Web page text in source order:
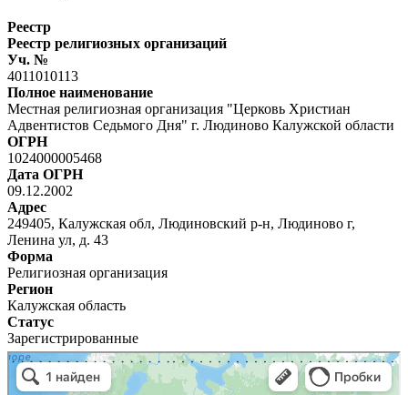
Реестр
Реестр религиозных организаций
Уч. №
4011010113
Полное наименование
Местная религиозная организация "Церковь Христиан
Адвентистов Седьмого Дня" г. Людиново Калужской области
ОГРН
1024000005468
Дата ОГРН
09.12.2002
Адрес
249405, Калужская обл, Людиновский р-н, Людиново г,
Ленина ул, д. 43
Форма
Религиозная организация
Регион
Калужская область
Статус
Зарегистрированные